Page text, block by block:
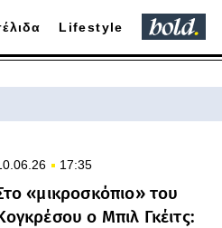
Lifestyle
17:35
«μικροσκόπιο» του
ο Μπιλ Γκέιτς: